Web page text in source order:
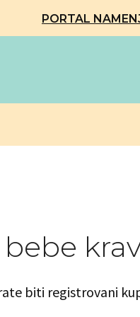
PORTAL
biti registrovani